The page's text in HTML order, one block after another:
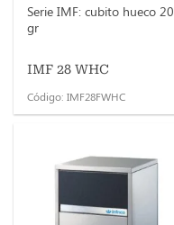
Serie IMF: cubito hueco 20
gr
IMF 28 WHC
Código: IMF28FWHC